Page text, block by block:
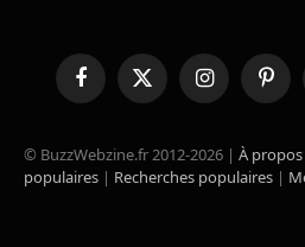
FacebookX
(Twitter)
Instagram
© BuzzWebzine.fr 2012-2026 | À
populaires | Recherches populaires |